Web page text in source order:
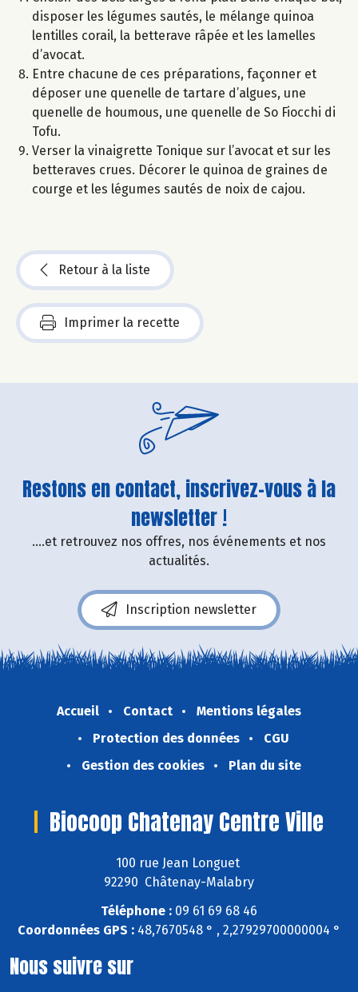
disposer les légumes sautés, le mélange quinoa
lentilles corail, la betterave râpée et les lamelles
d’avocat.
Entre chacune de ces préparations, façonner et
déposer une quenelle de tartare d’algues, une
quenelle de houmous, une quenelle de So Fiocchi di
Tofu.
Verser la vinaigrette Tonique sur l’avocat et sur les
betteraves crues. Décorer le quinoa de graines de
courge et les légumes sautés de noix de cajou.
Retour à la liste
Imprimer la recette
Restons en contact, inscrivez-vous à la
newsletter !
....et retrouvez nos offres, nos événements et nos
actualités.
Inscription newsletter
Accueil Contact
Mentions légales
Protection des données
CGU
Gestion des cookies
Plan du site
Biocoop Chatenay Centre Ville
100 rue Jean Longuet
92290 Châtenay-Malabry
Téléphone : 09 61 69 68 46
Coordonnées GPS : 48,7670548 ° , 2,27929700000004 °
Nous suivre sur